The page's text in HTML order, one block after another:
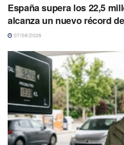
España supera los 22,5
alcanza un nuevo récord
07/08/2026